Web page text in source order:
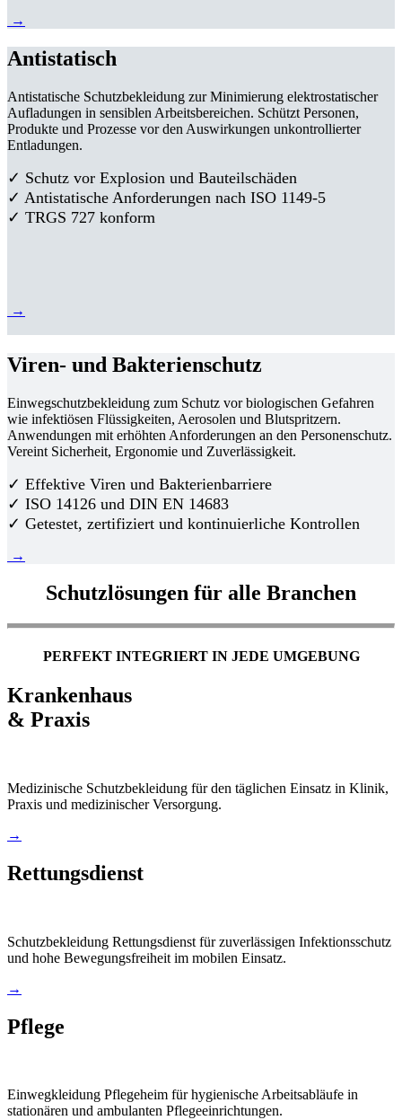
→
Antistatisch
Antistatische Schutzbekleidung zur Minimierung elektrostatischer
Aufladungen in sensiblen Arbeitsbereichen. Schützt Personen,
Produkte und Prozesse vor den Auswirkungen unkontrollierter
Entladungen.
✓ Schutz vor Explosion und Bauteilschäden
✓ Antistatische Anforderungen nach ISO 1149-5
✓ TRGS 727 konform
→
Viren- und Bakterienschutz
Einwegschutzbekleidung zum Schutz vor biologischen Gefahren
wie infektiösen Flüssigkeiten, Aerosolen und Blutspritzern.
Anwendungen mit erhöhten Anforderungen an den Personenschutz.
Vereint Sicherheit, Ergonomie und Zuverlässigkeit.
✓ Effektive Viren und Bakterienbarriere
✓ ISO 14126 und DIN EN 14683
✓ Getestet, zertifiziert und kontinuierliche Kontrollen
→
Schutzlösungen für alle Branchen
PERFEKT INTEGRIERT IN JEDE UMGEBUNG
Krankenhaus
& Praxis
Medizinische Schutzbekleidung für den täglichen Einsatz in Klinik,
Praxis und medizinischer Versorgung.
→
Rettungsdienst
Schutzbekleidung Rettungsdienst für zuverlässigen Infektionsschutz
und hohe Bewegungsfreiheit im mobilen Einsatz.
→
Pflege
Einwegkleidung Pflegeheim für hygienische Arbeitsabläufe in
stationären und ambulanten Pflegeeinrichtungen.